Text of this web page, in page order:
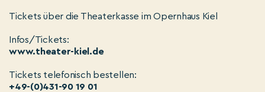
Tickets über die Theaterkasse im Opernhaus Kiel
Infos/Tickets:
www.theater-kiel.de
Tickets telefonisch bestellen:
+49-(0)431-90 19 01